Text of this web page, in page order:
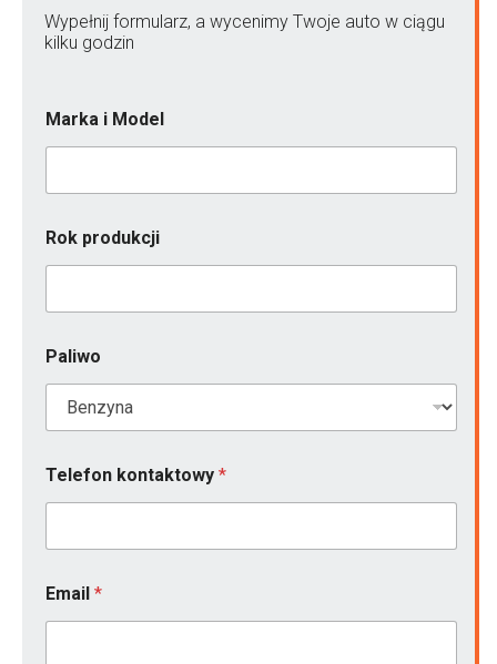
Wypełnij formularz, a wycenimy Twoje auto w ciągu
kilku godzin
Marka i Model
p
r
d
k
c
j
(
a
Rok produkcji
Paliwo
Telefon kontaktowy *
Email *